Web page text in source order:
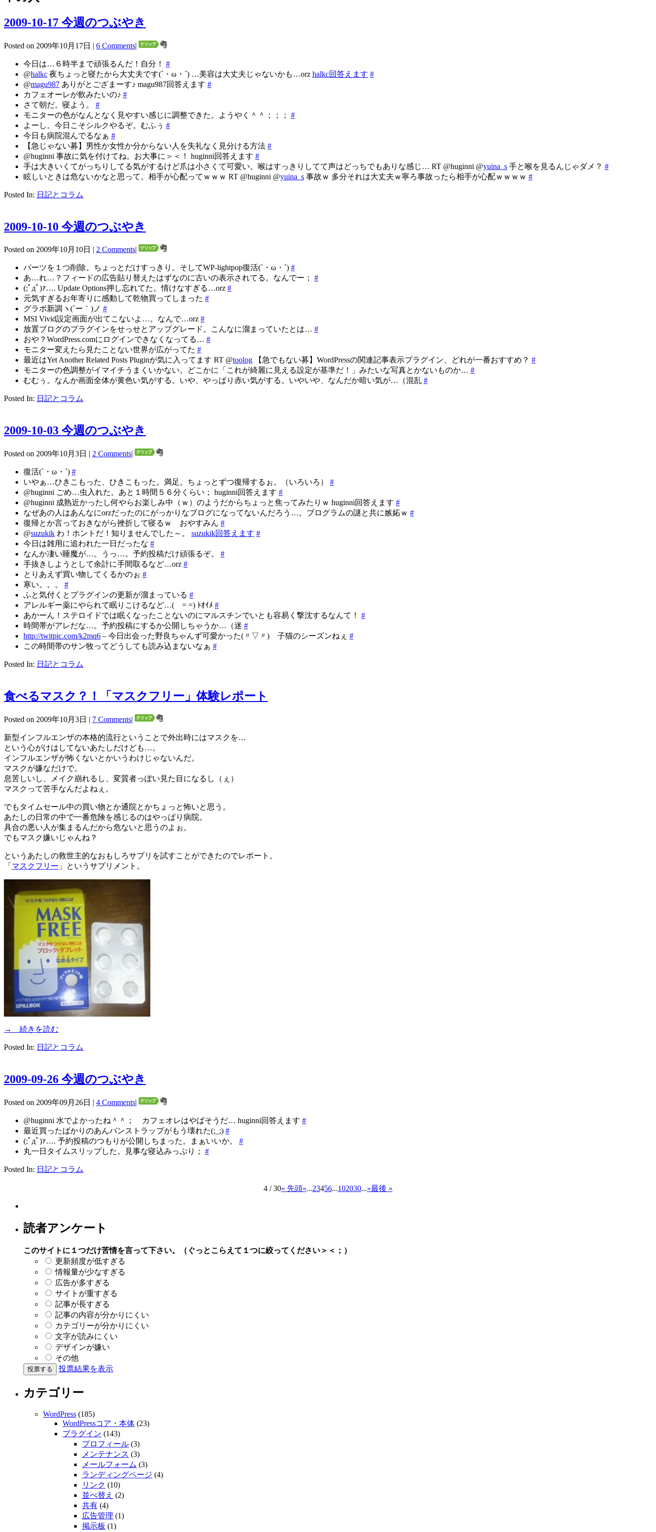
2009-10-17 今週のつぶやき
Posted on 2009年10月17日 | 6 Comments|
今日は…６時半まで頑張るんだ！自分！ #
@halkc 夜ちょっと寝たから大丈夫です(`・ω・´) …美容は大丈夫じゃないかも…orz halkc回答えます #
@magu987 ありがとござまーす♪ magu987回答えます #
カフェオーレが飲みたいの♪ #
さて朝だ。寝よう。 #
モニターの色がなんとなく見やすい感じに調整できた。ようやく＾＾；；； #
よーし。今日こそシルクやるぞ。むふぅ #
今日も病院混んでるなぁ #
【急じゃない募】男性か女性か分からない人を失礼なく見分ける方法 #
@huginni 事故に気を付けてね。お大事に＞＜！ huginni回答えます #
手は大きいくてがっちりしてる気がするけど爪は小さくて可愛い。喉はすっきりしてて声はどっちでもありな感じ… RT @huginni @yuina_s 手と喉を見るんじゃダメ？ #
眩しいときは危ないかなと思って。相手が心配ってｗｗｗ RT @huginni @yuina_s 事故ｗ 多分それは大丈夫ｗ寧ろ事故ったら相手が心配ｗｗｗｗ #
Posted In: 日記とコラム
2009-10-10 今週のつぶやき
Posted on 2009年10月10日 | 2 Comments|
パーツを１つ削除。ちょっとだけすっきり。そしてWP-lightpop復活(`・ω・´) #
あ…れ…？フィードの広告貼り替えたはずなのに古いの表示されてる。なんでー； #
(;ﾟдﾟ)ｧ…. Update Options押し忘れてた。情けなすぎる…orz #
元気すぎるお年寄りに感動して乾物買ってしまった #
グラボ新調ヽ(´ー｀)ノ #
MSI Vivid設定画面が出てこないよ…。なんで…orz #
放置ブログのプラグインをせっせとアップグレード。こんなに溜まっていたとは… #
おや？WordPress.comにログインできなくなってる… #
モニター変えたら見たことない世界が広がってた #
最近はYet Another Related Posts Pluginが気に入ってます RT @toolog 【急でもない募】WordPressの関連記事表示プラグイン、どれが一番おすすめ？ #
モニターの色調整がイマイチうまくいかない。どこかに「これが綺麗に見える設定が基準だ！」みたいな写真とかないものか… #
むむぅ。なんか画面全体が黄色い気がする。いや、やっぱり赤い気がする。いやいや、なんだか暗い気が…（混乱 #
Posted In: 日記とコラム
2009-10-03 今週のつぶやき
Posted on 2009年10月3日 | 2 Comments|
復活(`・ω・´) #
いやぁ…ひきこもった、ひきこもった。満足。ちょっとずつ復帰するぉ。（いろいろ） #
@huginni ごめ…虫入れた。あと１時間５６分くらい； huginni回答えます #
@huginni 成熟近かったし何やらお楽しみ中（ｗ）のようだからちょっと焦ってみたりｗ huginni回答えます #
なぜあの人はあんなにorzだったのにがっかりなブログになってないんだろう…。ブログラムの謎と共に嫉妬ｗ #
復帰とか言っておきながら挫折して寝るｗ おやすみん #
@suzukik わ！ホントだ！知りませんでした～。 suzukik回答えます #
今日は雑用に追われた一日だったな #
なんか凄い睡魔が…。うっ…。予約投稿だけ頑張るぞ。 #
手抜きしようとして余計に手間取るなど…orz #
とりあえず買い物してくるかのぉ #
寒い。。。 #
ふと気付くとプラグインの更新が溜まっている #
アレルギー薬にやられて眠りこけるなど…( = =) ﾄｵｲﾒ #
あかーん！ステロイドでは眠くなったことないのにマルスチンでいとも容易く撃沈するなんて！ #
時間帯がアレだな…。予約投稿にするか公開しちゃうか…（迷 #
http://twitpic.com/k2mq6 – 今日出会った野良ちゃんず可愛かった(〃▽〃) 子猫のシーズンねぇ #
この時間帯のサン牧ってどうしても読み込まないなぁ #
Posted In: 日記とコラム
食べるマスク？！「マスクフリー」体験レポート
Posted on 2009年10月3日 | 7 Comments|
新型インフルエンザの本格的流行ということで外出時にはマスクを…
という心がけはしてないあたしだけども…。
インフルエンザが怖くないとかいうわけじゃないんだ。
マスクが嫌なだけで。
息苦しいし、メイク崩れるし、変質者っぽい見た目になるし（ぇ）
マスクって苦手なんだよねぇ。
でもタイムセール中の買い物とか通院とかちょっと怖いと思う。
あたしの日常の中で一番危険を感じるのはやっぱり病院。
具合の悪い人が集まるんだから危ないと思うのよぉ。
でもマスク嫌いじゃんね？
というあたしの救世主的なおもしろサプリを試すことができたのでレポート。
「 マスクフリー 」というサプリメント。
→ 続きを読む
Posted In: 日記とコラム
2009-09-26 今週のつぶやき
Posted on 2009年09月26日 | 4 Comments|
@huginni 水でよかったね＾＾； カフェオレはやばそうだ… huginni回答えます #
最近買ったばかりのあんパンストラップがもう壊れた(;_;) #
(;ﾟдﾟ)ｧ…. 予約投稿のつもりが公開しちまった。まぁいいか。 #
丸一日タイムスリップした。見事な寝込みっぷり； #
Posted In: 日記とコラム
4 / 30« 先頭«...23456...102030...»最後 »
読者アンケート
このサイトに１つだけ苦情を言って下さい。（ぐっとこらえて１つに絞ってください＞＜；）
更新頻度が低すぎる
情報量が少なすぎる
広告が多すぎる
サイトが重すぎる
記事が長すぎる
記事の内容が分かりにくい
カテゴリーが分かりにくい
文字が読みにくい
デザインが嫌い
その他
投票結果を表示
カテゴリー
WordPress (185)
WordPressコア・本体 (23)
プラグイン (143)
プロフィール (3)
メンテナンス (3)
メールフォーム (3)
ランディングページ (4)
リンク (10)
並べ替え (2)
共有 (4)
広告管理 (1)
掲示板 (1)